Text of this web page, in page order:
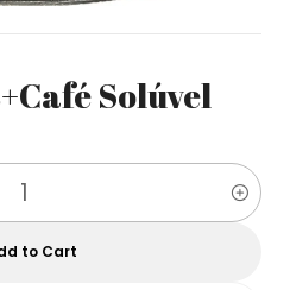
Solúvel
to Cart